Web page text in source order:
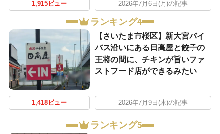
1,915ビュー 2026年7月6日(月)の記事
ランキング4
【さいたま市桜区】新大宮バイ
パス沿いにある日高屋と餃子の
王将の間に、チキンが旨いファ
ストフード店ができるみたい
1,418ビュー 2026年7月9日(木)の記事
ランキング5